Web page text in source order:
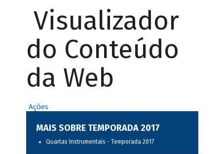
Visualizador
do Conteúdo
da Web
Ações
MAIS SOBRE TEMPORADA 2017
Quartas Instrumentais - Temporada 2017